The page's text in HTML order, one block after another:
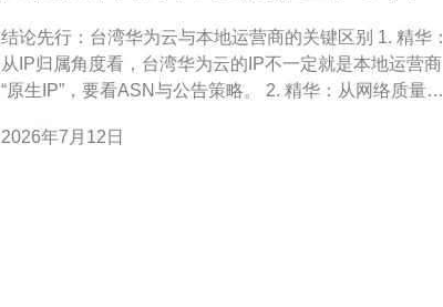
结论先行：台湾华为云与本地运营商的关键区别 1. 精华：
从IP归属角度看，台湾华为云的IP不一定就是本地运营商
“原生IP”，要看ASN与公告策略。 2. 精华：从网络质量
营商通常在出口与最后一公里更占优。 3. 精华：从合规和
2026年7月12日